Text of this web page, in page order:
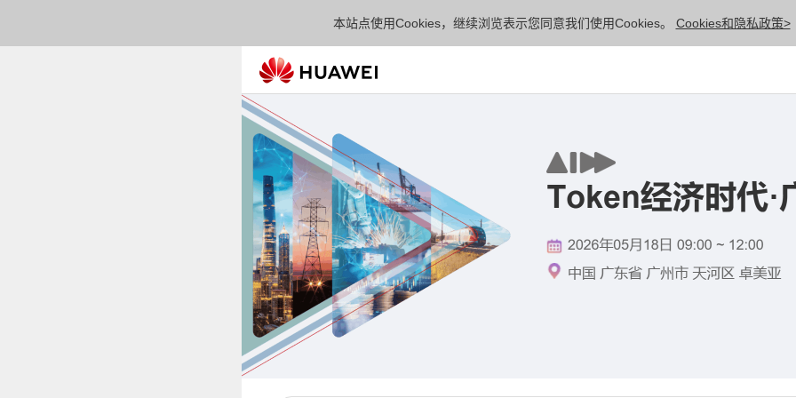
本站点使用Cookies，继续浏览表示您同意我们使用Cookies。 Cookies和隐私政策>